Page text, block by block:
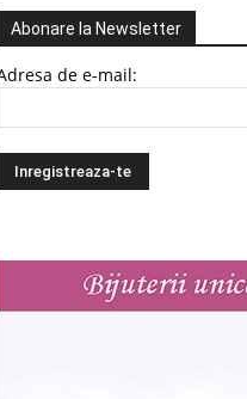
Abonare la Newsletter
de e-mail: